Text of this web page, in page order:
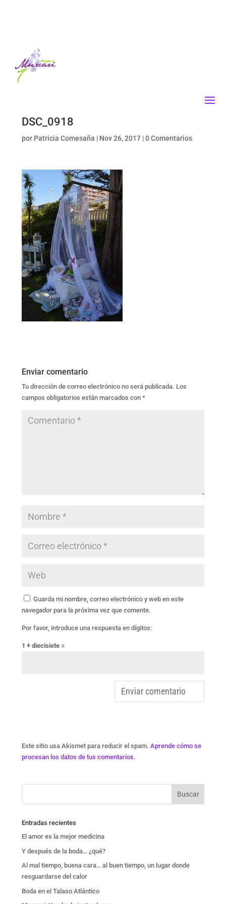
DSC_0918
por Patricia Comesaña | Nov 26, 2017|0 Comentarios
Enviar comentario
Tu dirección de correo electrónico no será publicada. Los
campos obligatorios están marcados con *
Guarda mi nombre, correo electrónico y web en este
navegador para la próxima vez que comente.
Por favor, introduce una respuesta en dígitos:
1 + diecisiete =
Este sitio usa Akismet para reducir el spam. Aprende cómo se
procesan los datos de tus comentarios.
Entradas recientes
El amor es la mejor medicina
Y después de la boda… ¿qué?
Al mal tiempo, buena cara… al buen tiempo, un lugar donde
resguardarse del calor
Boda en el Talaso Atlántico